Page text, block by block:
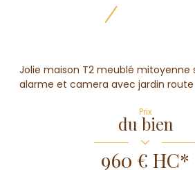
Jolie maison T2 meublé mitoyenne
alarme et camera avec jardin route
Prix
du bien
960 € HC*